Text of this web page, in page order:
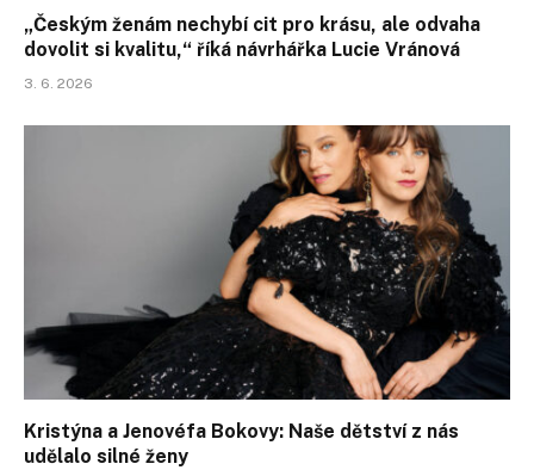
„Českým ženám nechybí cit pro krásu, ale odvaha
dovolit si kvalitu,“ říká návrhářka Lucie Vránová
3. 6. 2026
Kristýna a Jenovéfa Bokovy: Naše dětství z nás
udělalo silné ženy